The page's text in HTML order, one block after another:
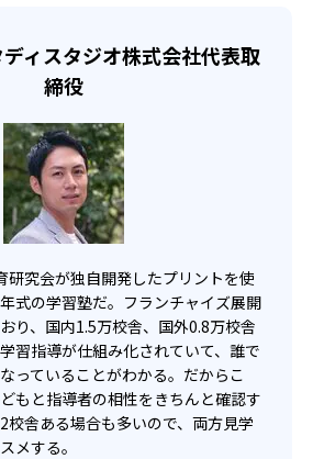
しては、いつでも気軽に相談可能
ィスタジオ株式会社代表取
締役
研究会が独自開発したプリントを使
式の学習塾だ。フランチャイズ展開
り、国内1.5万校舎、国外0.8万校舎
習指導が仕組み化されていて、誰で
っていることがわかる。だからこ
もと指導者の相性をきちんと確認す
校舎ある場合も多いので、両方見学
メする。